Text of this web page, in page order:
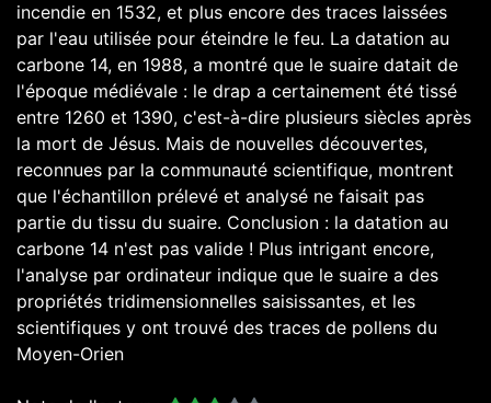
incendie en 1532, et plus encore des traces laissées
par l'eau utilisée pour éteindre le feu. La datation au
carbone 14, en 1988, a montré que le suaire datait de
l'époque médiévale : le drap a certainement été tissé
entre 1260 et 1390, c'est-à-dire plusieurs siècles après
la mort de Jésus. Mais de nouvelles découvertes,
reconnues par la communauté scientifique, montrent
que l'échantillon prélevé et analysé ne faisait pas
partie du tissu du suaire. Conclusion : la datation au
carbone 14 n'est pas valide ! Plus intrigant encore,
l'analyse par ordinateur indique que le suaire a des
propriétés tridimensionnelles saisissantes, et les
scientifiques y ont trouvé des traces de pollens du
Moyen-Orien